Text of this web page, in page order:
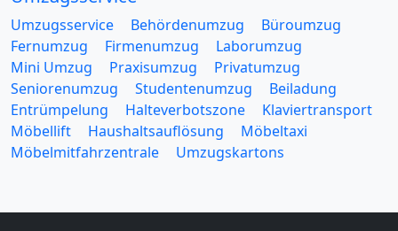
Umzugsservice Behördenumzug
Büroumzug
Fernumzug
Firmenumzug
Laborumzug
Mini Umzug
Praxisumzug
Privatumzug
Seniorenumzug
Studentenumzug
Beiladung
Entrümpelung
Halteverbotszone
Klaviertransport
Möbellift
Haushaltsauflösung
Möbeltaxi
Möbelmitfahrzentrale
Umzugskartons